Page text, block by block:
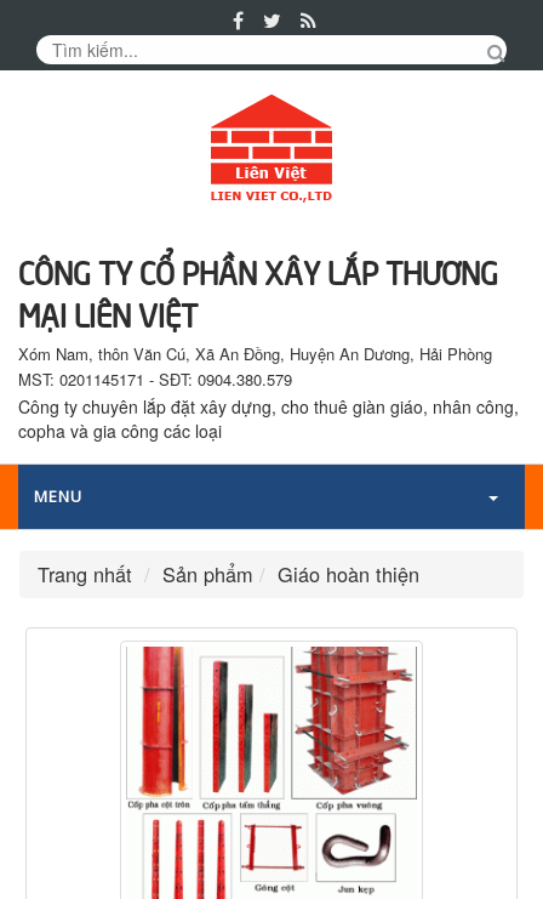
phẩm
CÔNG TY CỔ PHẦN XÂY LẮP THƯƠNG
MẠI LIÊN VIỆT
Xóm Nam, thôn Văn Cú, Xã An Đồng, Huyện An Dương, Hải Phòng
MST: 0201145171 - SĐT: 0904.380.579
Công ty chuyên lắp đặt xây dựng, cho thuê giàn giáo, nhân công,
copha và gia công các loại
MENU
Trang nhất Sản phẩm Giáo hoàn thiện